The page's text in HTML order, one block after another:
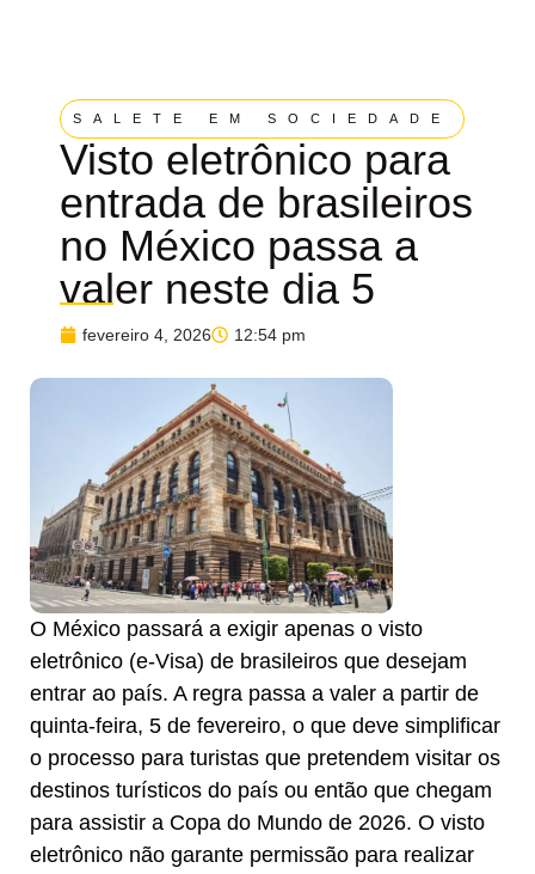
SALETE EM SOCIEDADE
Visto eletrônico para
entrada de brasileiros
no México passa a
valer neste dia 5
fevereiro 4, 2026 12:54 pm
O México passará a exigir apenas o visto
eletrônico (e-Visa) de brasileiros que desejam
entrar ao país. A regra passa a valer a partir de
quinta-feira, 5 de fevereiro, o que deve simplificar
o processo para turistas que pretendem visitar os
destinos turísticos do país ou então que chegam
para assistir a Copa do Mundo de 2026. O visto
eletrônico não garante permissão para realizar